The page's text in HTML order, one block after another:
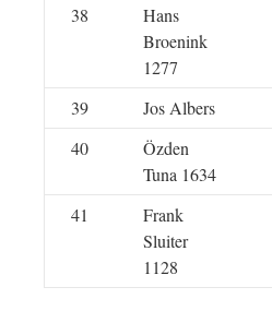
38
Hans
Broenink
1277
39 Jos Albers
40
Özden
Tuna 1634
41
Frank
Sluiter
1128